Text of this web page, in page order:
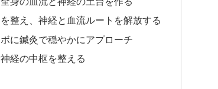
整え、神経と血流ルートを解放する
に鍼灸で穏やかにアプローチ
経の中枢を整える